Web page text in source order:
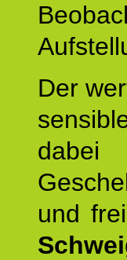
Der
dabei
und